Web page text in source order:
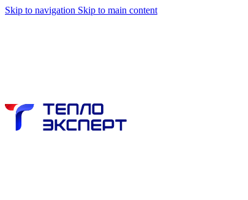
Skip to navigation Skip to main content